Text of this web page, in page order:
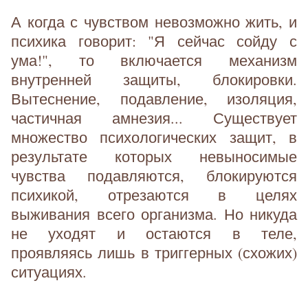
А когда с чувством невозможно жить, и
психика говорит: "Я сейчас сойду с
ума!", то включается механизм
внутренней защиты, блокировки.
Вытеснение, подавление, изоляция,
частичная амнезия... Существует
множество психологических защит, в
результате которых невыносимые
чувства подавляются, блокируются
психикой, отрезаются в целях
выживания всего организма. Но никуда
не уходят и остаются в теле,
проявляясь лишь в триггерных (схожих)
ситуациях.